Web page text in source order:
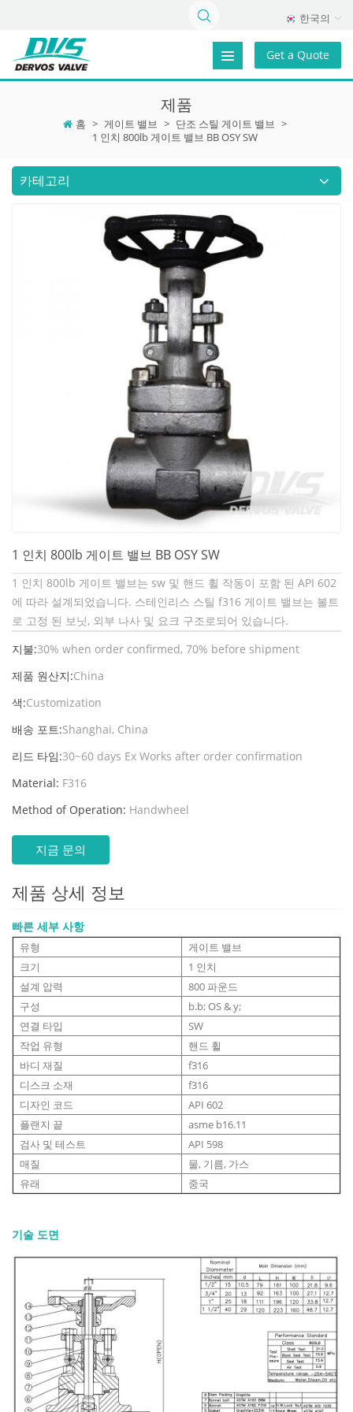
한국의
Get a Quote
제품
홈 > 게이트 밸브 > 단조 스틸 게이트 밸브 >
1 인치 800lb 게이트 밸브 BB OSY SW
카테고리
1 인치 800lb 게이트 밸브 BB OSY SW
1 인치 800lb 게이트 밸브는 sw 및 핸드 휠 작동이 포함 된 API 602
에 따라 설계되었습니다. 스테인리스 스틸 f316 게이트 밸브는 볼트
로 고정 된 보닛, 외부 나사 및 요크 구조로되어 있습니다.
지불:30% when order confirmed, 70% before shipment
제품 원산지:China
색:Customization
배송 포트:Shanghai, China
리드 타임:30~60 days Ex Works after order confirmation
Material: F316
Method of Operation: Handwheel
지금 문의
제품 상세 정보
빠른 세부 사항
유형
게이트 밸브
크기
1 인치
설계 압력
800 파운드
구성
b.b; OS & y;
연결 타입
SW
작업 유형
핸드 휠
바디 재질
f316
디스크 소재
f316
디자인 코드
API 602
플랜지 끝
asme b16.11
검사 및 테스트
API 598
매질
물, 기름, 가스
유래
중국
기술 도면